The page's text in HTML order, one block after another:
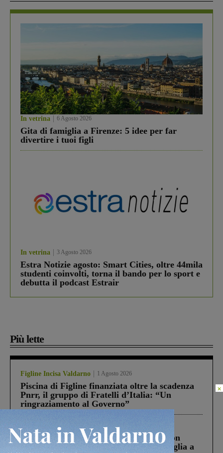
In vetrina 6 Agosto 2026
Gita di famiglia a Firenze: 5 idee per far
divertire i tuoi figli
In vetrina 3 Agosto 2026
Estra Notizie agosto: Smart Cities, oltre 44mila
studenti coinvolti, torna il bando per lo sport e
debutta il podcast Estrair
Più lette
Figline Incisa Valdarno 1 Agosto 2026
Piscina di Figline finanziata oltre la scadenza
Pnrr, il gruppo di Fratelli d’Italia: “Un
ringraziamento al Governo”
Cronaca
Scomparso da una struttura di Castiglion
Fiorentino l’uomo che aveva ucciso la figlia a
×